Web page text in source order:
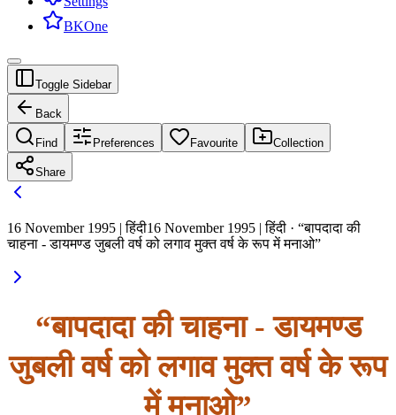
BKOne
Toggle Sidebar
Back
Find Preferences Favourite Collection
Share
16 November 1995 | हिंदी16 November 1995 | हिंदी · “बापदादा की
चाहना - डायमण्ड जुबली वर्ष को लगाव मुक्त वर्ष के रूप में मनाओ”
“बापदादा की चाहना - डायमण्ड
जुबली वर्ष को लगाव मुक्त वर्ष के रूप
में मनाओ”